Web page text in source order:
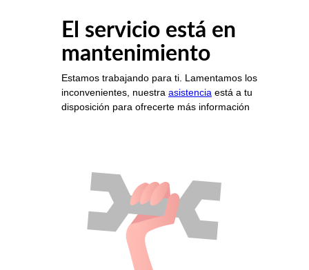
El servicio está en
mantenimiento
Estamos trabajando para ti. Lamentamos los
inconvenientes, nuestra asistencia está a tu
disposición para ofrecerte más información